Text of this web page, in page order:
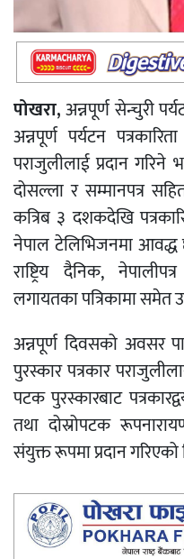
पोखरा,अन्नपूर्ण सेन्चुरी
अन्नपूर्ण पर्यटन
पराजुलीलाई प्रदान
दोसल्ला र सम्मानपत्र
कत्रिब ३ दशकदेखि
नेपाल टेलिभिजनमा आवद्ध
राष्ट्रिय दैनिक,
लगायतका पत्रिकामा समेत
अन्नपूर्ण दिवसको अवसर
पुरस्कार पत्रकार
पटक पुरस्कारबाट
तथा दोस्रोपटक
संयुक्त रूपमा प्रदान गरिएको